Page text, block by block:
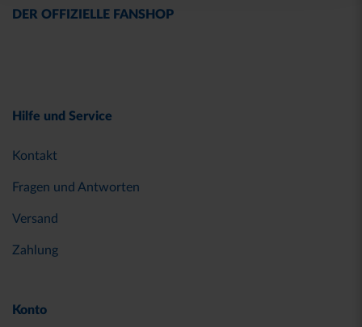
DER OFFIZIELLE FANSHOP
Hilfe und Service
Kontakt
Fragen und Antworten
Versand
Zahlung
Konto